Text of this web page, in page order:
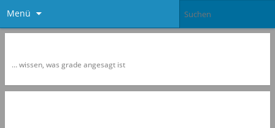
Menü
… wissen, was grade angesagt ist